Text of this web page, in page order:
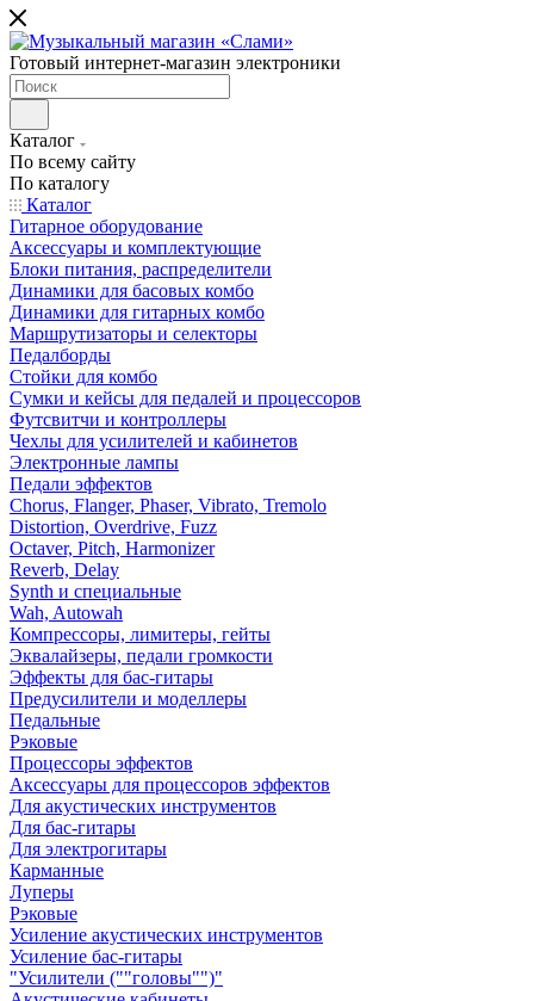
Готовый интернет-магазин электроники
Каталог
По всему сайту
По каталогу
Каталог
Гитарное оборудование
Аксессуары и комплектующие
Блоки питания, распределители
Динамики для басовых комбо
Динамики для гитарных комбо
Маршрутизаторы и селекторы
Педалборды
Стойки для комбо
Сумки и кейсы для педалей и процессоров
Футсвитчи и контроллеры
Чехлы для усилителей и кабинетов
Электронные лампы
Педали эффектов
Chorus, Flanger, Phaser, Vibrato, Tremolo
Distortion, Overdrive, Fuzz
Octaver, Pitch, Harmonizer
Reverb, Delay
Synth и специальные
Wah, Autowah
Компрессоры, лимитеры, гейты
Эквалайзеры, педали громкости
Эффекты для бас-гитары
Предусилители и моделлеры
Педальные
Рэковые
Процессоры эффектов
Аксессуары для процессоров эффектов
Для акустических инструментов
Для бас-гитары
Для электрогитары
Карманные
Луперы
Рэковые
Усиление акустических инструментов
Усиление бас-гитары
"Усилители (""головы"")"